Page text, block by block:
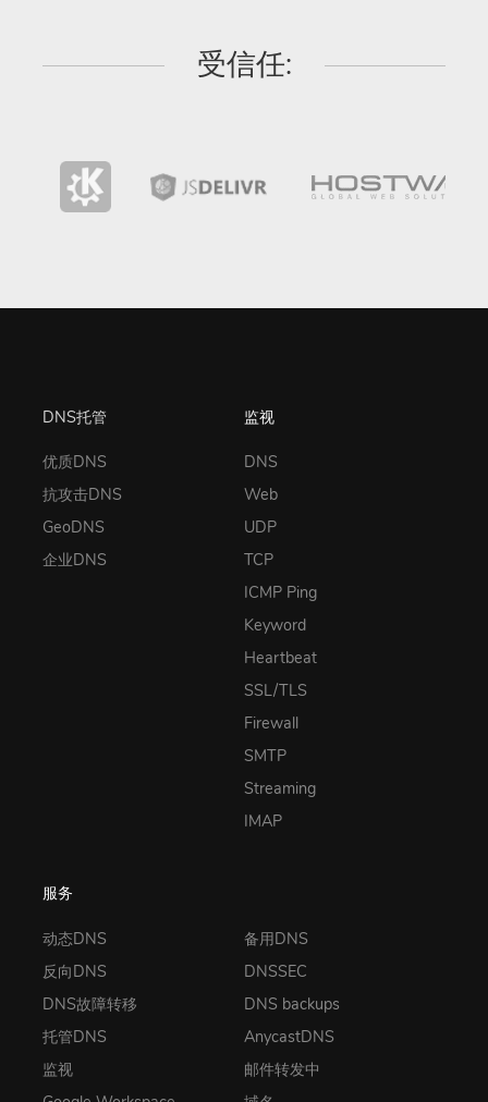
受信任:
DNS托管
优质DNS
抗攻击DNS
GeoDNS
企业DNS
监视
DNS
Web
UDP
TCP
ICMP Ping
Keyword
Heartbeat
SSL/TLS
Firewall
SMTP
Streaming
IMAP
服务
动态DNS
反向DNS
DNS故障转移
托管DNS
监视
备用DNS
DNSSEC
DNS backups
AnycastDNS
邮件转发中